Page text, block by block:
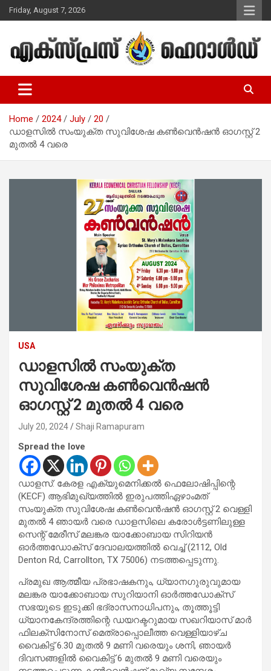
Skip
to
Friday, August 7, 2026
Express Herald – Malayalam
Christian News
Home 2024 July
20
ഡാളസില്‍ സംയുക്ത സുവിശേഷ കണ്‍വെന്‍ഷന്‍ ഓഗസ്റ്റ് 2
മുതല്‍ 4 വരെ
USA
ഡാളസില്‍ സംയുക്ത
സുവിശേഷ കണ്‍വെന്‍ഷന്‍
ഓഗസ്റ്റ് 2 മുതല്‍ 4 വരെ
July 20, 2024 Shaji Ramapuram
Spread the love
ഡാളസ്: കേരള എക്യുമെനിക്കല്‍ ഫെലോഷിപ്പിന്റെ
(KECF) ആഭിമുഖ്യത്തില്‍ ഇരുപത്തിഏഴാംമത്
സംയുക്ത സുവിശേഷ കണ്‍വെന്‍ഷന്‍ ഓഗസ്റ്റ് 2 വെള്ളി
മുതല്‍ 4 ഞായര്‍ വരെ ഡാളസിലെ കരോൾട്ടണിലുള്ള
സെന്റ് മേരീസ് മലങ്കര യാക്കോബായ സിറിയൻ
ഓര്‍ത്തഡോക്‌സ് ദേവാലയത്തിൽ വെച്ച് (2112, Old
Denton Rd, Carrollton, TX 75006) നടത്തപ്പെടുന്നു.
പ്രമുഖ ആത്മീയ പ്രഭാഷകനും, ധ്യാനഗുരുവുമായ
മലങ്കര യാക്കോബായ സുറിയാനി ഓര്‍ത്തഡോക്‌സ്
സഭയുടെ ഇടുക്കി ഭദ്രാസനാധിപനും, തൂത്തൂട്ടി
ധ്യാനകേന്ദ്രത്തിന്റെ ഡയറക്ടറുമായ സഖറിയാസ് മാര്‍
ഫിലക്‌സിനോസ് മെത്രാപ്പൊലീത്ത വെള്ളിയാഴ്ച
വൈകിട്ട് 6.30 മുതല്‍ 9 മണി വരെയും ശനി, ഞായര്‍
ദിവസങ്ങളില്‍ വൈകിട്ട് 6 മുതല്‍ 9 മണി വരെയും